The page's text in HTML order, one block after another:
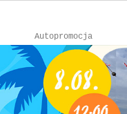
Autopromocja
Autopromocja
Reklama